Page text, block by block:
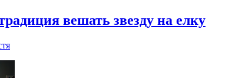
вешать звезду на елку